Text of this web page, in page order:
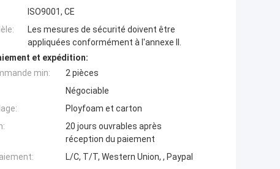
ISO9001, CE
Les mesures de sécurité doivent être
appliquées conformément à l'annexe II.
et expédition:
min:
2 pièces
Négociable
Ployfoam et carton
20 jours ouvrables après
réception du paiement
L/C, T/T, Western Union, , Paypal